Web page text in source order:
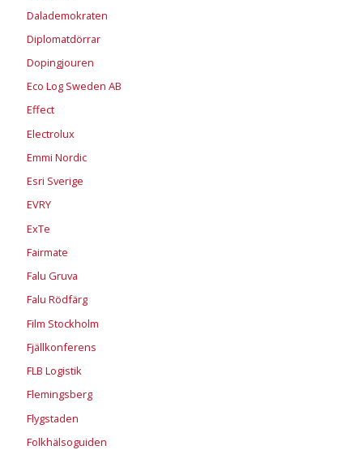
Dalademokraten
Diplomatdörrar
Dopingjouren
Eco Log Sweden AB
Effect
Electrolux
Emmi Nordic
Esri Sverige
EVRY
ExTe
Fairmate
Falu Gruva
Falu Rödfärg
Film Stockholm
Fjällkonferens
FLB Logistik
Flemingsberg
Flygstaden
Folkhälsoguiden